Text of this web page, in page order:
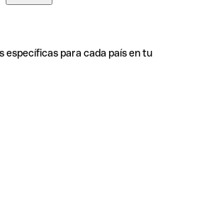
específicas para cada país en tu